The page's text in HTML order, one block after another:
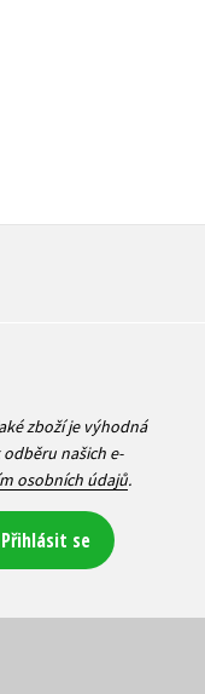
zboží je výhodná
našich e-
osobních údajů.
Přihlásit se